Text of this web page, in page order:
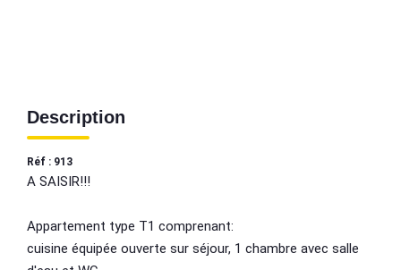
Description
Réf : 913
A SAISIR!!!
Appartement type T1 comprenant:
cuisine équipée ouverte sur séjour, 1 chambre avec salle